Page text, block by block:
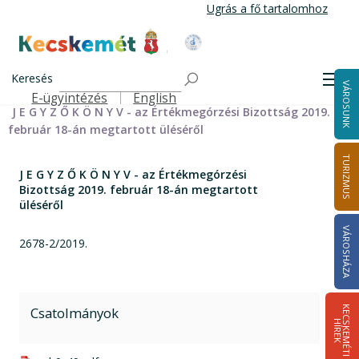
tartalomra
Ugrás a fő tartalomhoz
Kecskemét Város Honlapja
Keresés
Felső navigáció
E-ügyintézés English VÁROSUNK
TURIZMUS
VÁROSHÁZA
K
E
C
S
K
E
M
É
T
I
HÍ
R
E
K
Önkormányzat
Bizottságok 2014-2024
Értékmegőrzési Bizottság 2014-2024
Értékmegőrzési Bizottság jegyzőkönyvei 2014-2019
J E G Y Z Ő K Ö N Y V - az Értékmegórzési Bizottság 2019.
február 18-án megtartott üléséről
J E G Y Z Ő K Ö N Y V - az Értékmegórzési
Bizottság 2019. február 18-án megtartott
üléséről
2678-2/2019.
Csatolmányok